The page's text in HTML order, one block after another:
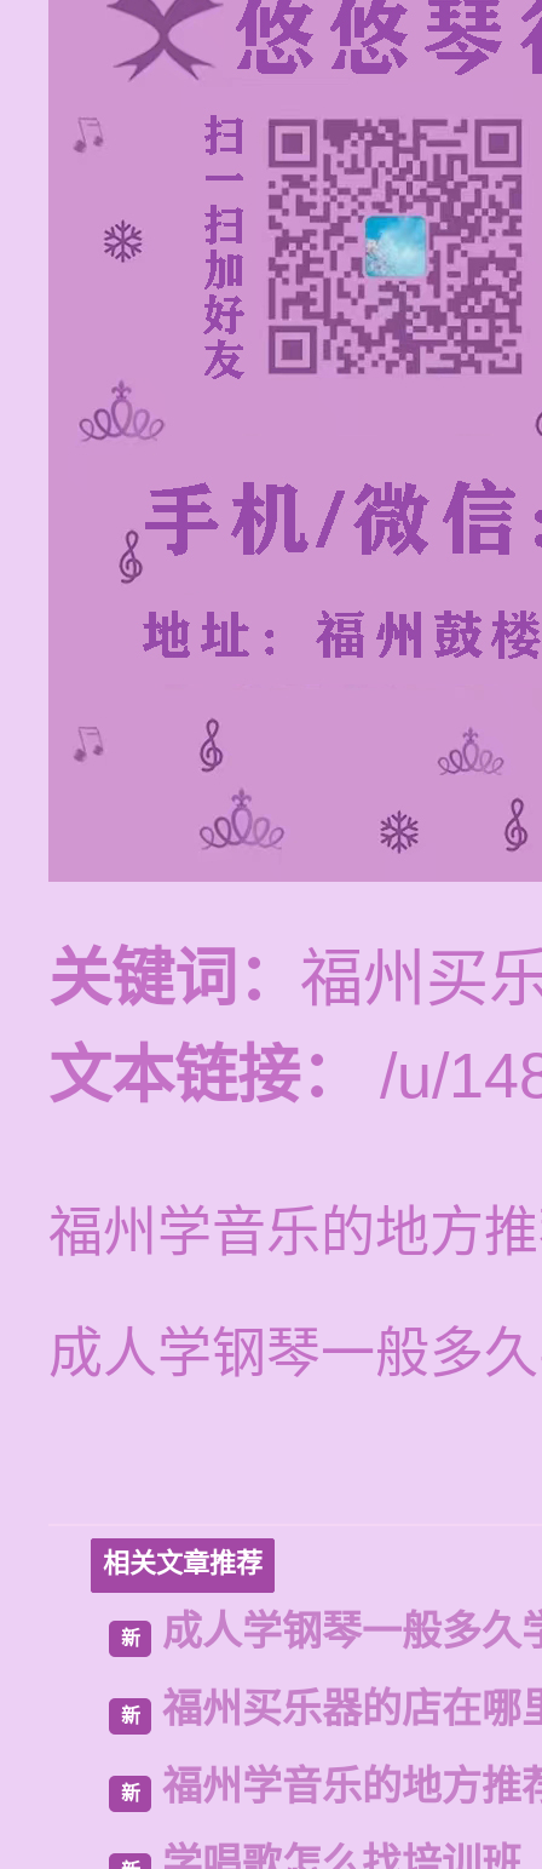
关键词： 福州买
文本链接：
/u/
福州学音乐的地方
成人学钢琴一般多
相关文章推荐
新 成人学钢琴一般多久
新 福州买乐器的店在哪
新 福州学音乐的地方推